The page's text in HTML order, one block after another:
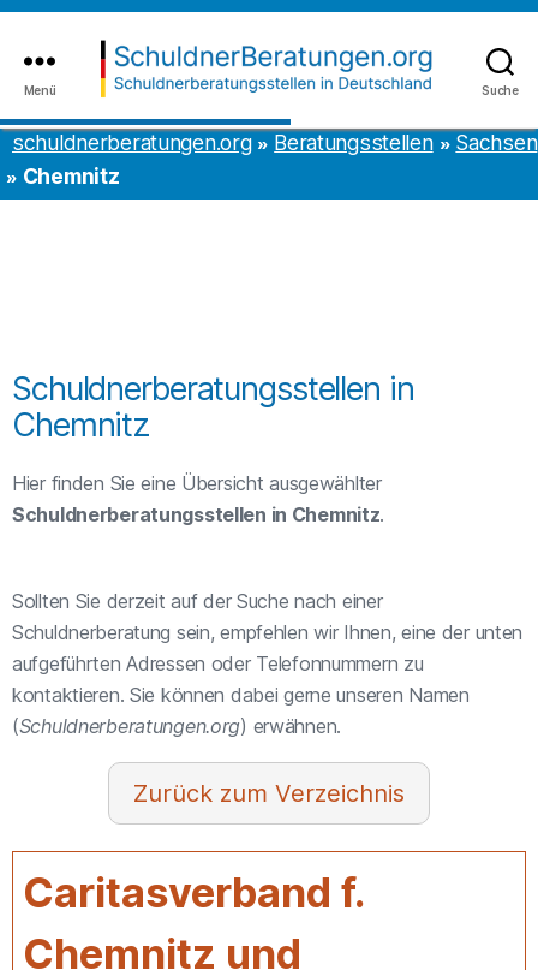
Inhalt
springen
to
the
content
Suche
schuldnerberatungen.org
Menü
schuldnerberatungen.org Beratungsstellen
Sachsen
Chemnitz
Schuldnerberatungsstellen in
Chemnitz
Hier finden Sie eine Übersicht ausgewählter
Schuldnerberatungsstellen in Chemnitz.
Sollten Sie derzeit auf der Suche nach einer
Schuldnerberatung sein, empfehlen wir Ihnen, eine der unten
aufgeführten Adressen oder Telefonnummern zu
kontaktieren. Sie können dabei gerne unseren Namen
(Schuldnerberatungen.org) erwähnen.
Verzeichnis
Caritasverband f.
Chemnitz und